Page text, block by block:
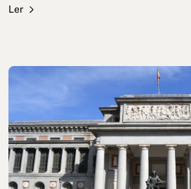
Ler